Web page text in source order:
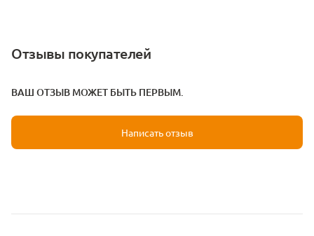
Отзывы покупателей
ВАШ ОТЗЫВ МОЖЕТ БЫТЬ ПЕРВЫМ.
Написать отзыв